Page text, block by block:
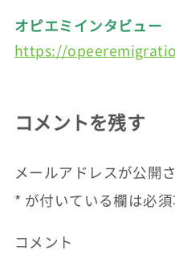
オピエミインタビュー
https://
コメントを残す
メールアドレスが公開
* が付いている欄は必
コメント